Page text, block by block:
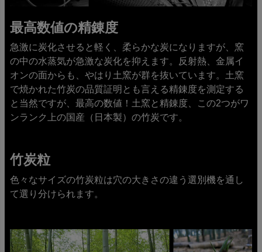
最高数値の精錬度
急激に炭化させると軽く、柔らかな炭になりますが、窯
の中の水蒸気が急激な炭化を抑えます。反射熱、金属イ
オンの面からも、やはり土窯が群を抜いています。土窯
で焼かれた竹炭の品質証明とも言える精錬度を測定する
と当然ですが、最高の数値！土窯と精錬度、この2つがワ
ンランク上の国産（日本製）の竹炭です。
竹炭粒
色々なサイズの竹炭粒は穴の大きさの違う選別機を通し
て選り分けられます。